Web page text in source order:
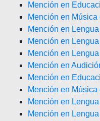
Mención en
Mención en Música
Mención en
Mención en
Mención en
Mención en
Mención en
Mención en Música
Mención en
Mención en